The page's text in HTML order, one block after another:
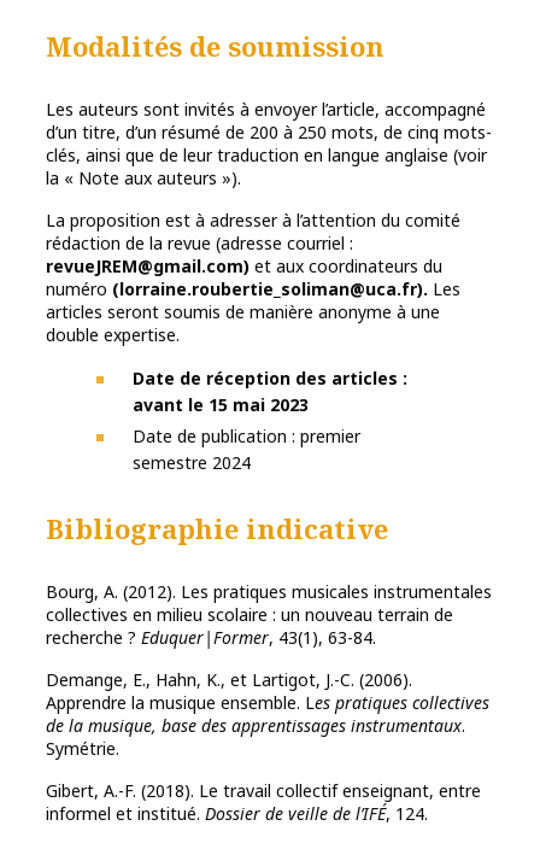
Modalités de soumission
Les auteurs sont invités à envoyer l’article, accompagné
d’un titre, d’un résumé de 200 à 250 mots, de cinq mots-
clés, ainsi que de leur traduction en langue anglaise (voir
la « Note aux auteurs »).
La proposition est à adresser à l’attention du comité
rédaction de la revue (adresse courriel :
revueJREM@gmail.com) et aux coordinateurs du
numéro (lorraine.roubertie_soliman@uca.fr). Les
articles seront soumis de manière anonyme à une
double expertise.
Date de réception des articles :
avant le 15 mai 2023
Date de publication : premier
semestre 2024
Bibliographie indicative
Bourg, A. (2012). Les pratiques musicales instrumentales
collectives en milieu scolaire : un nouveau terrain de
recherche ? Eduquer|Former, 43(1), 63-84.
Demange, E., Hahn, K., et Lartigot, J.-C. (2006).
Apprendre la musique ensemble. Les pratiques collectives
de la musique, base des apprentissages instrumentaux.
Symétrie.
Gibert, A.-F. (2018). Le travail collectif enseignant, entre
informel et institué. Dossier de veille de l’IFÉ, 124.